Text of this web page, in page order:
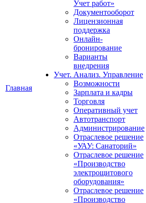
Главная
Учет работ»
Документооборот
Лицензионная
поддержка
Онлайн-
бронирование
Варианты
внедрения
Учет. Анализ. Управление
Возможности
Зарплата и кадры
Торговля
Оперативный учет
Автотранспорт
Администрирование
Отраслевое решение
«УАУ: Санаторий»
Отраслевое решение
«Производство
электрощитового
оборудования»
Отраслевое решение
«Производство